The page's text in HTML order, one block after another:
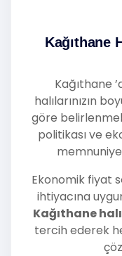
Kağıthane
Kağıthane
halılarınızın
göre
politikası ve
Ekonomik fiyat
ihtiyacına
Kağıthane
tercih ederek